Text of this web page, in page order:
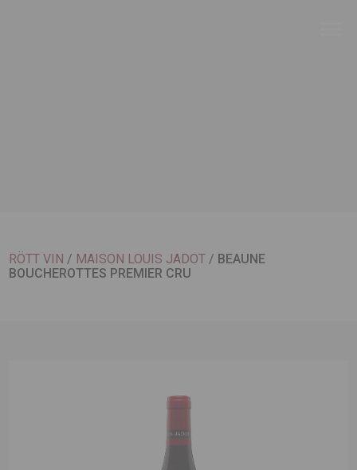
RÖTT VIN / MAISON LOUIS JADOT / BEAUNE
BOUCHEROTTES PREMIER CRU